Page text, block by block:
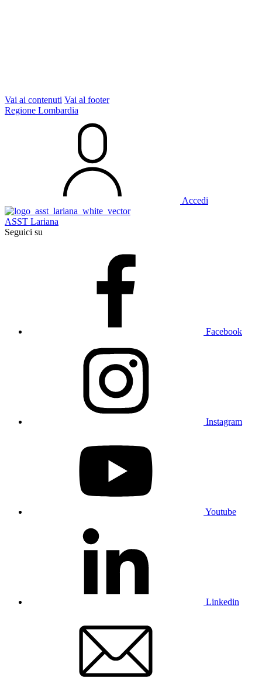
Vai ai contenuti Vai al footer
Regione Lombardia
Accedi
ASST Lariana
Seguici su
Facebook
Instagram
Youtube
Linkedin